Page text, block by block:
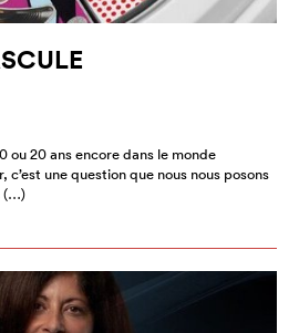
ou 20 ans encore dans le monde
c’est une question que nous nous posons
(…)